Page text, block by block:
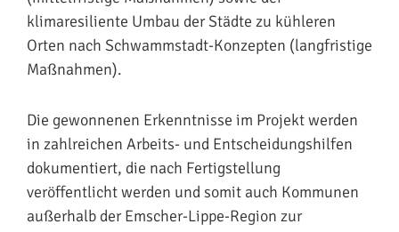
klimaresiliente Umbau der Städte zu kühleren
Orten nach Schwammstadt-Konzepten (langfristige
Maßnahmen).
Die gewonnenen Erkenntnisse im Projekt werden
in zahlreichen Arbeits- und Entscheidungshilfen
dokumentiert, die nach Fertigstellung
veröffentlicht werden und somit auch Kommunen
außerhalb der Emscher-Lippe-Region zur